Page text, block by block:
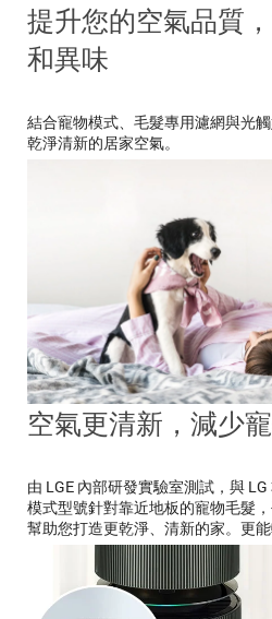
提升您的空氣品質
和異味
結合寵物模式、毛髮專用濾網與光
乾淨清新的居家空氣。
空氣更清新，減少
由 LGE 內部研發實驗室測試，與
模式型號針對靠近地板的寵物毛髮
幫助您打造更乾淨、清新的家。更